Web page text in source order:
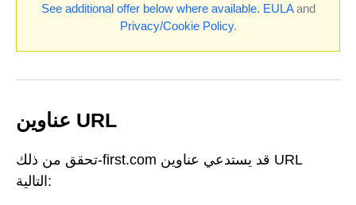
See additional offer below where available. EULAand
Privacy/Cookie Policy.
عناوين URL
تحقق من ذلك-first.com قد يستدعي عناوين URL
التالية: